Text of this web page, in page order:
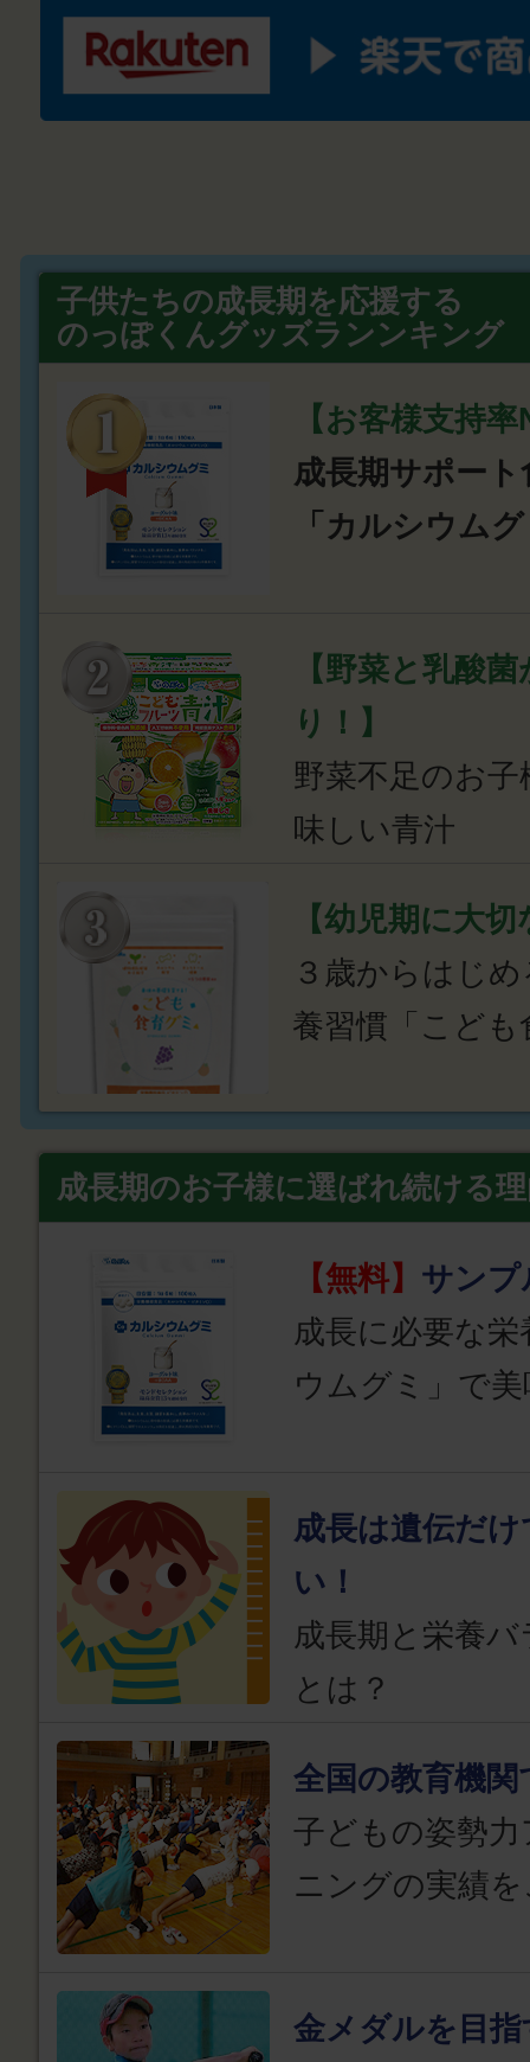
子供たちの成長期を応援する
のっぽくんグッズランンキング
【お客様支持
成長期サポート
「カルシウム
【野菜と乳酸
り！】
野菜不足のお
味しい青汁
【幼児期に大
３歳からはじ
養習慣「こども
成長期のお子様に選ばれ続ける
【無料】 サンプ
成長に必要な
ウムグミ」で
成長は遺伝だ
い！
成長期と栄養
とは？
全国の教育機関
子どもの姿勢
ニングの実績
金メダルを目指